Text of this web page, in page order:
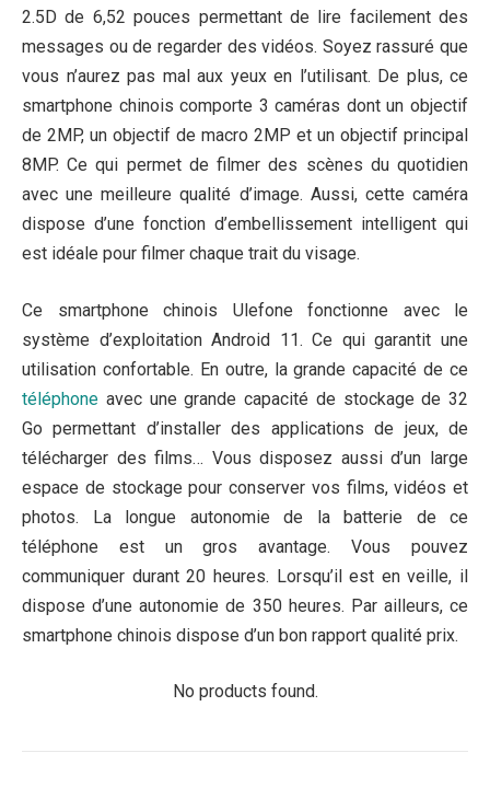
2.5D de 6,52 pouces permettant de lire facilement des
messages ou de regarder des vidéos. Soyez rassuré que
vous n’aurez pas mal aux yeux en l’utilisant. De plus, ce
smartphone chinois comporte 3 caméras dont un objectif
de 2MP, un objectif de macro 2MP et un objectif principal
8MP. Ce qui permet de filmer des scènes du quotidien
avec une meilleure qualité d’image. Aussi, cette caméra
dispose d’une fonction d’embellissement intelligent qui
est idéale pour filmer chaque trait du visage.
Ce smartphone chinois Ulefone fonctionne avec le
système d’exploitation Android 11. Ce qui garantit une
utilisation confortable. En outre, la grande capacité de ce
téléphone avec une grande capacité de stockage de 32
Go permettant d’installer des applications de jeux, de
télécharger des films… Vous disposez aussi d’un large
espace de stockage pour conserver vos films, vidéos et
photos. La longue autonomie de la batterie de ce
téléphone est un gros avantage. Vous pouvez
communiquer durant 20 heures. Lorsqu’il est en veille, il
dispose d’une autonomie de 350 heures. Par ailleurs, ce
smartphone chinois dispose d’un bon rapport qualité prix.
No products found.